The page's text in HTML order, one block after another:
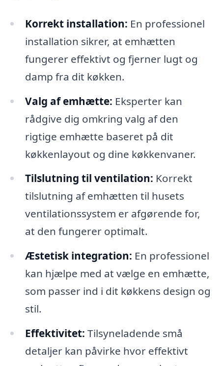
Korrekt installation: En professionel
installation sikrer, at emhætten
fungerer effektivt og fjerner lugt og
damp fra dit køkken.
Valg af emhætte: Eksperter kan
rådgive dig omkring valg af den
rigtige emhætte baseret på dit
køkkenlayout og dine køkkenvaner.
Tilslutning til ventilation: Korrekt
tilslutning af emhætten til husets
ventilationssystem er afgørende for,
at den fungerer optimalt.
Æstetisk integration: En professionel
kan hjælpe med at vælge en emhætte,
som passer ind i dit køkkens design og
stil.
Effektivitet: Tilsyneladende små
detaljer kan påvirke hvor effektivt